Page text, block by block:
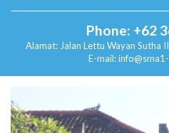
Phone: +62
Alamat: Jalan Lettu Wayan Sutha
E-mail: